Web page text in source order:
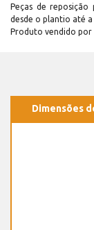
Peças de
desde o plantio até
Produto vendido
Dimensões